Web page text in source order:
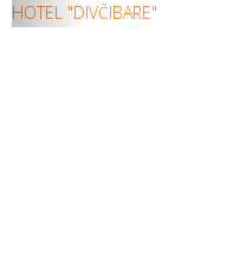
HOTEL "DIVČIBARE"